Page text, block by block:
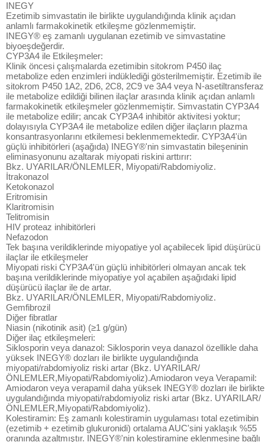
INEGY
Ezetimib simvastatin ile birlikte uygulandığında klinik açıdan
anlamlı farmakokinetik etkileşme gözlenmemiştir.
INEGY® eş zamanlı uygulanan ezetimib ve simvastatine
biyoeşdeğerdir.
CYP3A4 ile Etkileşmeler:
Klinik öncesi çalışmalarda ezetimibin sitokrom P450 ilaç
metabolize eden enzimleri indüklediği gösterilmemiştir. Ezetimib ile
sitokrom P450 1A2, 2D6, 2C8, 2C9 ve 3A4 veya N-asetiltransferaz
ile metabolize edildiği bilinen ilaçlar arasında klinik açıdan anlamlı
farmakokinetik etkileşmeler gözlenmemiştir. Simvastatin CYP3A4
ile metabolize edilir; ancak CYP3A4 inhibitör aktivitesi yoktur;
dolayısıyla CYP3A4 ile metabolize edilen diğer ilaçların plazma
konsantrasyonlarını etkilemesi beklenmemektedir. CYP3A4'ün
güçlü inhibitörleri (aşağıda) INEGY®'nin simvastatin bileşeninin
eliminasyonunu azaltarak miyopati riskini arttırır:
Bkz. UYARILAR/ÖNLEMLER, Miyopati/Rabdomiyoliz.
İtrakonazol
Ketokonazol
Eritromisin
Klaritromisin
Telitromisin
HIV proteaz inhibitörleri
Nefazodon
Tek başına verildiklerinde miyopatiye yol açabilecek lipid düşürücü
ilaçlar ile etkileşmeler
Miyopati riski CYP3A4'ün güçlü inhibitörleri olmayan ancak tek
başına verildiklerinde miyopatiye yol açabilen aşağıdaki lipid
düşürücü ilaçlar ile de artar.
Bkz. UYARILAR/ÖNLEMLER, Miyopati/Rabdomiyoliz.
Gemfibrozil
Diğer fibratlar
Niasin (nikotinik asit) (≥1 g/gün)
Diğer ilaç etkileşmeleri:
Siklosporin veya danazol: Siklosporin veya danazol özellikle daha
yüksek INEGY® dozları ile birlikte uygulandığında
miyopati/rabdomiyoliz riski artar (Bkz. UYARILAR/
ÖNLEMLER,Miyopati/Rabdomiyoliz).Amiodaron veya Verapamil:
Amiodaron veya verapamil daha yüksek INEGY® dozları ile birlikte
uygulandığında miyopati/rabdomiyoliz riski artar (Bkz. UYARILAR/
ÖNLEMLER,Miyopati/Rabdomiyoliz).
Kolestiramin: Eş zamanlı kolestiramin uygulaması total ezetimibin
(ezetimib + ezetimib glukuronidi) ortalama AUC'sini yaklaşık %55
oranında azaltmıştır. INEGY®'nin kolestiramine eklenmesine bağlı